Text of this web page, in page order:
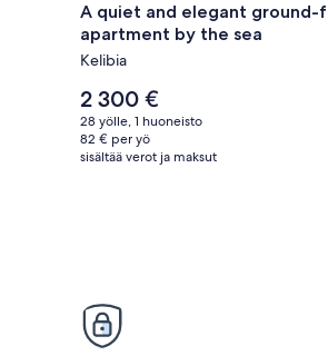
A
quiet
and
elegant
ground-
floor
A quiet and elegant ground-
apartment by the sea
Kelibia
Hinta
on
2 300 €
2 300 €
28 yölle, 1 huoneisto
82 € per yö
sisältää verot ja maksut